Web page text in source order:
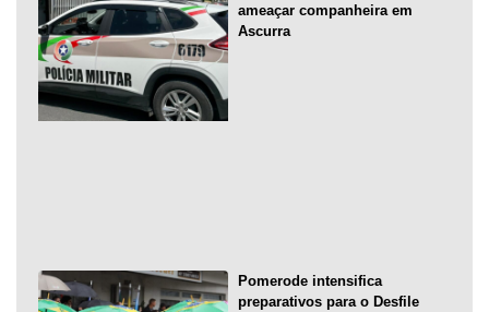
ameaçar companheira em
Ascurra
Pomerode intensifica
preparativos para o Desfile